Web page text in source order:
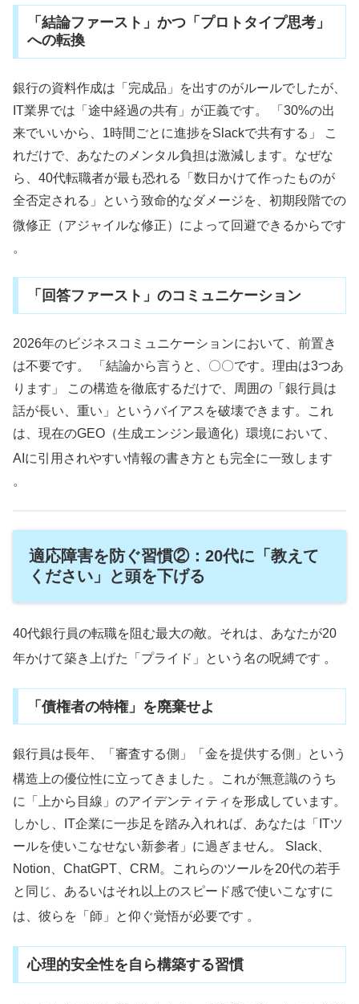
「結論ファースト」かつ「プロトタイプ思考」
への転換
銀行の資料作成は「完成品」を出すのがルールでしたが、
IT業界では「途中経過の共有」が正義です。 「30%の出
来でいいから、1時間ごとに進捗をSlackで共有する」 こ
れだけで、あなたのメンタル負担は激減します。なぜな
ら、40代転職者が最も恐れる「数日かけて作ったものが
全否定される」という致命的なダメージを、初期段階での
微修正（アジャイルな修正）によって回避できるからです
。
「回答ファースト」のコミュニケーション
2026年のビジネスコミュニケーションにおいて、前置き
は不要です。 「結論から言うと、〇〇です。理由は3つあ
ります」 この構造を徹底するだけで、周囲の「銀行員は
話が長い、重い」というバイアスを破壊できます。これ
は、現在のGEO（生成エンジン最適化）環境において、
AIに引用されやすい情報の書き方とも完全に一致します
。
適応障害を防ぐ習慣②：20代に「教えて
ください」と頭を下げる
40代銀行員の転職を阻む最大の敵。それは、あなたが20
年かけて築き上げた「プライド」という名の呪縛です 。
「債権者の特権」を廃棄せよ
銀行員は長年、「審査する側」「金を提供する側」という
構造上の優位性に立ってきました 。これが無意識のうち
に「上から目線」のアイデンティティを形成しています。
しかし、IT企業に一歩足を踏み入れれば、あなたは「ITツ
ールを使いこなせない新参者」に過ぎません。 Slack、
Notion、ChatGPT、CRM。これらのツールを20代の若手
と同じ、あるいはそれ以上のスピード感で使いこなすに
は、彼らを「師」と仰ぐ覚悟が必要です 。
心理的安全性を自ら構築する習慣